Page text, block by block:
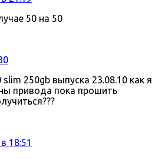
50 на 50
250gb выпуска 23.08.10 как я
привода пока прошить
18:51